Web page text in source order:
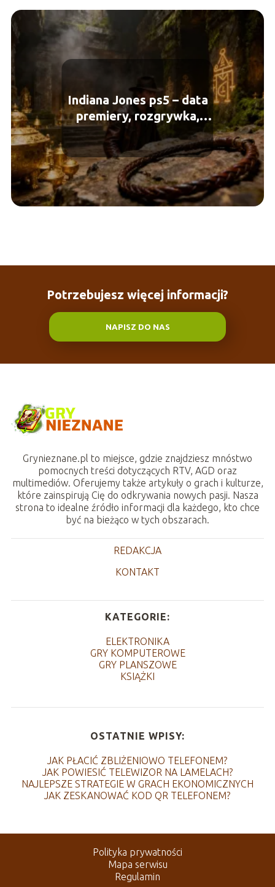
Indiana Jones ps5 – data
premiery, rozgrywka,
wymagania
Potrzebujesz więcej informacji?
NAPISZ DO NAS
Grynieznane.pl to miejsce, gdzie znajdziesz mnóstwo
pomocnych treści dotyczących RTV, AGD oraz
multimediów. Oferujemy także artykuły o grach i kulturze,
które zainspirują Cię do odkrywania nowych pasji. Nasza
strona to idealne źródło informacji dla każdego, kto chce
być na bieżąco w tych obszarach.
REDAKCJA
KONTAKT
KATEGORIE:
ELEKTRONIKA
GRY KOMPUTEROWE
GRY PLANSZOWE
KSIĄŻKI
OSTATNIE WPISY:
JAK PŁACIĆ ZBLIŻENIOWO TELEFONEM?
JAK POWIESIĆ TELEWIZOR NA LAMELACH?
NAJLEPSZE STRATEGIE W GRACH EKONOMICZNYCH
JAK ZESKANOWAĆ KOD QR TELEFONEM?
Polityka prywatności
Mapa serwisu
Regulamin